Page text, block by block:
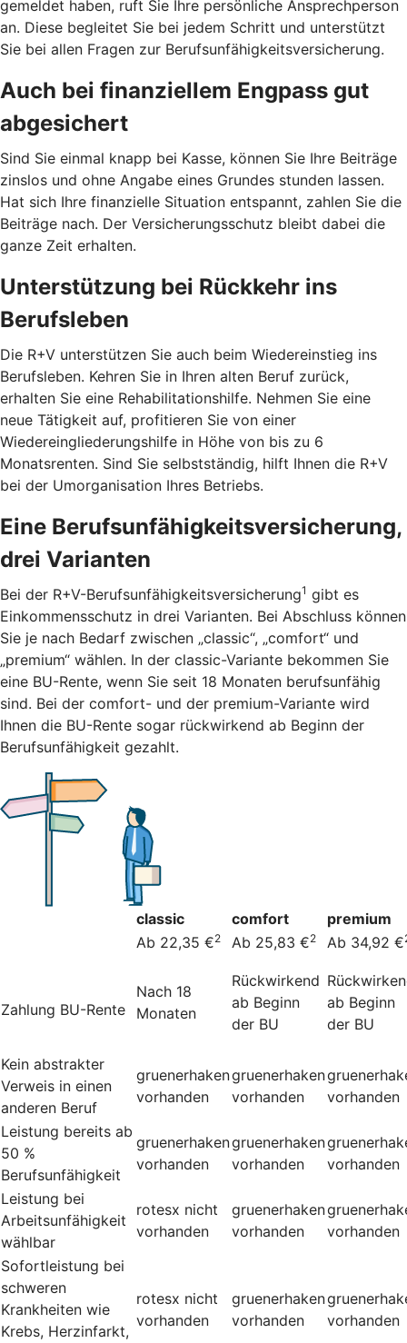
gemeldet haben, ruft Sie Ihre persönliche Ansprechperson
an. Diese begleitet Sie bei jedem Schritt und unterstützt
Sie bei allen Fragen zur Berufsunfähigkeitsversicherung.
Auch bei finanziellem Engpass gut
abgesichert
Sind Sie einmal knapp bei Kasse, können Sie Ihre Beiträge
zinslos und ohne Angabe eines Grundes stunden lassen.
Hat sich Ihre finanzielle Situation entspannt, zahlen Sie die
Beiträge nach. Der Versicherungsschutz bleibt dabei die
ganze Zeit erhalten.
Unterstützung bei Rückkehr ins
Berufsleben
Die R+V unterstützen Sie auch beim Wiedereinstieg ins
Berufsleben. Kehren Sie in Ihren alten Beruf zurück,
erhalten Sie eine Rehabilitationshilfe. Nehmen Sie eine
neue Tätigkeit auf, profitieren Sie von einer
Wiedereingliederungshilfe in Höhe von bis zu 6
Monatsrenten. Sind Sie selbstständig, hilft Ihnen die R+V
bei der Umorganisation Ihres Betriebs.
Eine Berufsunfähigkeitsversicherung,
drei Varianten
Bei der R+V-Berufsunfähigkeitsversicherung1 gibt es
Einkommensschutz in drei Varianten. Bei Abschluss können
Sie je nach Bedarf zwischen „classic“, „comfort“ und
„premium“ wählen. In der classic-Variante bekommen Sie
eine BU-Rente, wenn Sie seit 18 Monaten berufsunfähig
sind. Bei der comfort- und der premium-Variante wird
Ihnen die BU-Rente sogar rückwirkend ab Beginn der
Berufsunfähigkeit gezahlt.
classic comfort
premium
Ab 22,35 €2 Ab 25,83 €2 Ab 34,92 €
Zahlung BU-Rente
Nach 18
Monaten
Rückwirkend
ab Beginn
der BU
ab Beginn
der BU
Kein abstrakter
Verweis in einen
anderen Beruf
gruenerhaken
vorhanden
gruenerhaken
vorhanden
vorhanden
Leistung bereits ab
50 %
Berufsunfähigkeit
gruenerhaken
vorhanden
gruenerhaken
vorhanden
vorhanden
Leistung bei
Arbeitsunfähigkeit
wählbar
rotesx nicht
vorhanden
gruenerhaken
vorhanden
vorhanden
Sofortleistung bei
schweren
Krankheiten wie
Krebs, Herzinfarkt,
rotesx nicht
vorhanden
gruenerhaken
vorhanden
vorhanden